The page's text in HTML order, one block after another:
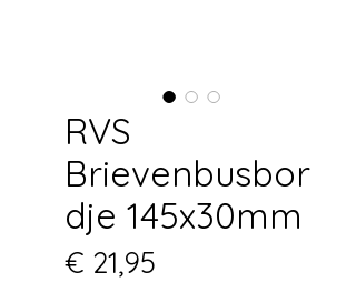
RVS
Brievenbusbor
dje 145x30mm
€ 21,95